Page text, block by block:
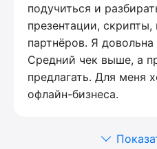
подучиться и
презентации,
партнёров. Я
Средний чек выше, а
предлагать. Для меня
офлайн-бизнеса.